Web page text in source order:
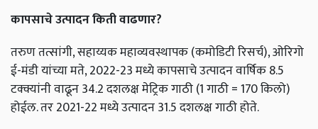
कापसाचे उत्पादन किती वाढणार?
तरुण तत्सांगी, सहाय्यक महाव्यवस्थापक (कमोडिटी रिसर्च), ओरिगो
ई-मंडी यांच्या मते, 2022-23 मध्ये कापसाचे उत्पादन वार्षिक 8.5
टक्क्यांनी वाढून 34.2 दशलक्ष मेट्रिक गाठी (1 गाठी = 170 किलो)
होईल. तर 2021-22 मध्ये उत्पादन 31.5 दशलक्ष गाठी होते.